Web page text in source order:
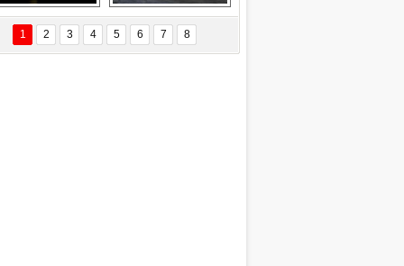
ÖZYANIK
Değişti?
Delta uçağına
yıldırım çarptı
Ford Focus RS
(2015)
1 2 3 4 5 6 7 8